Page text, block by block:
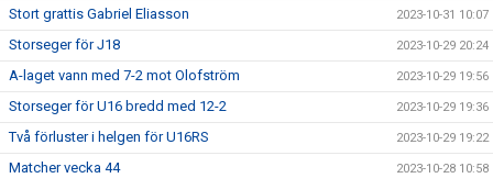
Stort grattis Gabriel Eliasson 2023-10-31 10:07
Storseger för J18 2023-10-29 20:24
A-laget vann med 7-2 mot Olofström 2023-10-29 19:56
Storseger för U16 bredd med 12-2 2023-10-29 19:36
Två förluster i helgen för U16RS 2023-10-29 19:22
Matcher vecka 44 2023-10-28 10:58